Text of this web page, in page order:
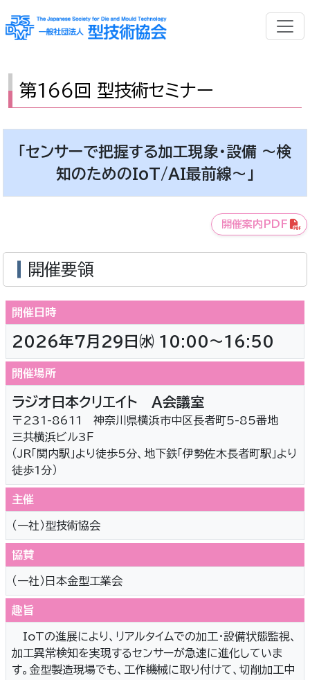
第166回 型技術セミナー
「センサーで把握する加工現象・設備 ～検
知のためのIoT/AI最前線～」
開催案内PDF
開催要領
開催日時
2026年7月29日㈬ 10:00～16:50
開催場所
ラジオ日本クリエイト A会議室
〒231-8611 神奈川県横浜市中区長者町5-85番地
三共横浜ビル3Ｆ
（JR「関内駅」より徒歩5分、地下鉄「伊勢佐木長者町駅」より
徒歩1分）
主催
（一社）型技術協会
協賛
（一社）日本金型工業会
趣旨
IoTの進展により、リアルタイムでの加工・設備状態監視、
加工異常検知を実現するセンサーが急速に進化していま
す。金型製造現場でも、工作機械に取り付けて、切削加工中